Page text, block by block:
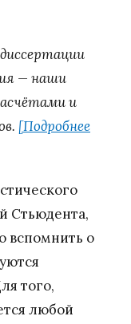
— наши
и
[Подробнее
Стьюдента,
вспомнить о
того,
любой